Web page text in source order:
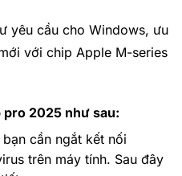
yêu cầu cho Windows, ưu
với chip Apple M-series
pro 2025 như sau:
cần ngắt kết nối
trên máy tính. Sau đây